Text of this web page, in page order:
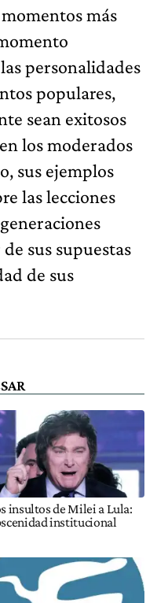
más
personalidades
populares,
sean exitosos
los moderados
sus ejemplos
las lecciones
sus supuestas
de sus
insultos de Milei a Lula:
institucional